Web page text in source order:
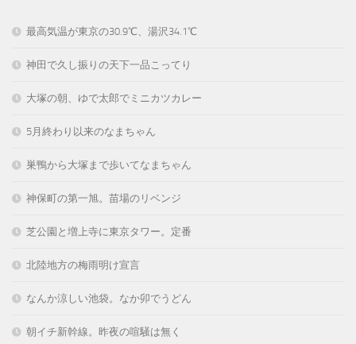
最高気温が東京の30.9℃、湯沢34.1℃
神田で久し振りの天下一品こってり
大塚の朝、ゆで太郎でミニカツカレー
5月終わり以来のなまちゃん
巣鴨から大塚まで歩いてなまちゃん
神保町の第一旭。苗場のリベンジ
芝公園と増上寺に東京タワー。定番
北陸地方の梅雨明け宣言
なんか涼しい池袋。なか卯でうどん
朝イチ新幹線。昨夜の喧騒は無く